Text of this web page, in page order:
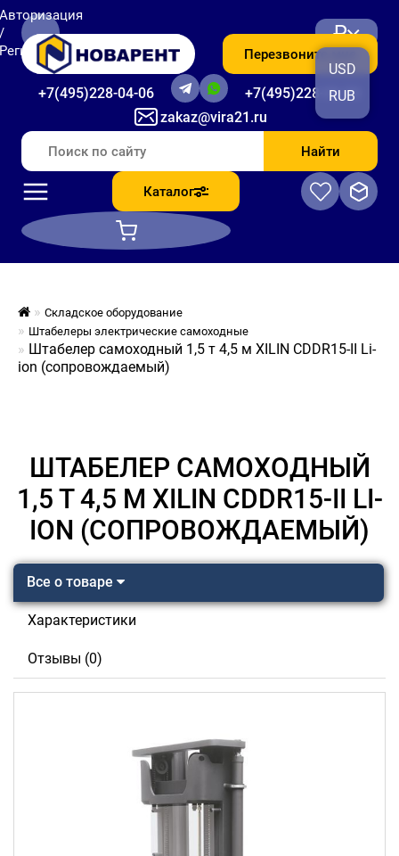
zakaz@vira21.ru
+7(495)228-04-06 +7(495)228-06-56
Перезвоните мне
₽
USD
RUB
Найти
Каталог
Складское оборудование
Штабелеры электрические самоходные
Штабелер самоходный 1,5 т 4,5 м XILIN CDDR15-II Li-
ion (сопровождаемый)
ШТАБЕЛЕР САМОХОДНЫЙ
1,5 Т 4,5 М XILIN CDDR15-II LI-
ION (СОПРОВОЖДАЕМЫЙ)
Все о товаре
Характеристики
Отзывы (0)